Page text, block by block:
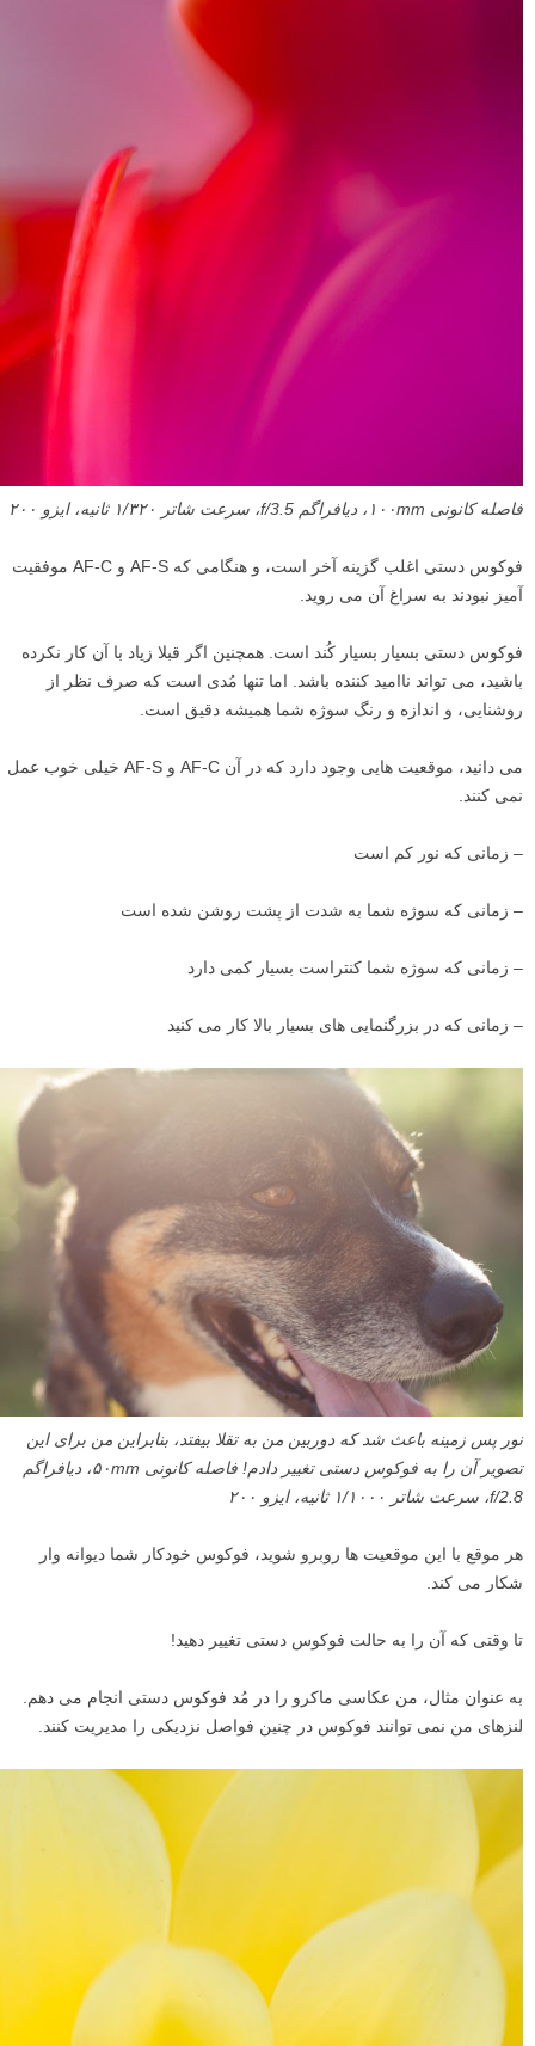
فاصله کانونی ۱۰۰mm، دیافراگم f/3.5، سرعت شاتر ۱/۳۲۰ ثانیه، ایزو ۲۰۰
فوکوس دستی اغلب گزینه آخر است، و هنگامی که AF-S و AF-C موفقیت
آمیز نبودند به سراغ آن می روید.
فوکوس دستی بسیار بسیار کُند است. همچنین اگر قبلا زیاد با آن کار نکرده
باشید، می تواند ناامید کننده باشد. اما تنها مُدی است که صرف نظر از
روشنایی، و اندازه و رنگ سوژه شما همیشه دقیق است.
می دانید، موقعیت هایی وجود دارد که در آن AF-C و AF-S خیلی خوب عمل
نمی کنند.
– زمانی که نور کم است
– زمانی که سوژه شما به شدت از پشت روشن شده است
– زمانی که سوژه شما کنتراست بسیار کمی دارد
– زمانی که در بزرگنمایی های بسیار بالا کار می کنید
نور پس زمینه باعث شد که دوربین من به تقلا بیفتد، بنابراین من برای این
تصویر آن را به فوکوس دستی تغییر دادم! فاصله کانونی ۵۰mm، دیافراگم
f/2.8، سرعت شاتر ۱/۱۰۰۰ ثانیه، ایزو ۲۰۰
هر موقع با این موقعیت ها روبرو شوید، فوکوس خودکار شما دیوانه وار
شکار می کند.
تا وقتی که آن را به حالت فوکوس دستی تغییر دهید!
به عنوان مثال، من عکاسی ماکرو را در مُد فوکوس دستی انجام می دهم.
لنزهای من نمی توانند فوکوس در چنین فواصل نزدیکی را مدیریت کنند.